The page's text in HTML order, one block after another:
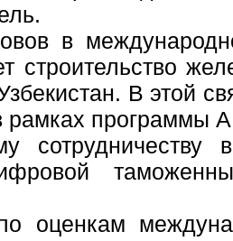
в
строительство
В этой
рамках программы
оценкам